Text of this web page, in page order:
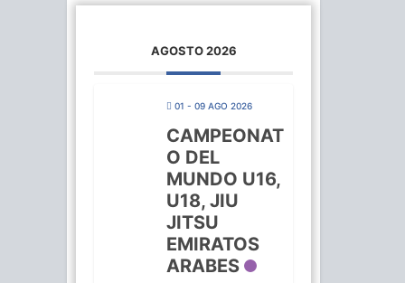
AGOSTO 2026
01 - 09 AGO 2026
CAMPEONAT
O DEL
MUNDO U16,
U18, JIU
JITSU
EMIRATOS
ARABES